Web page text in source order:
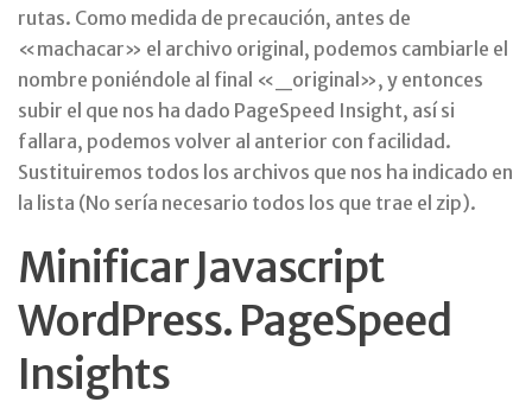
rutas. Como medida de precaución, antes de
«machacar» el archivo original, podemos cambiarle el
nombre poniéndole al final «_original», y entonces
subir el que nos ha dado PageSpeed Insight, así si
fallara, podemos volver al anterior con facilidad.
Sustituiremos todos los archivos que nos ha indicado en
la lista (No sería necesario todos los que trae el zip).
Minificar Javascript
WordPress. PageSpeed
Insights